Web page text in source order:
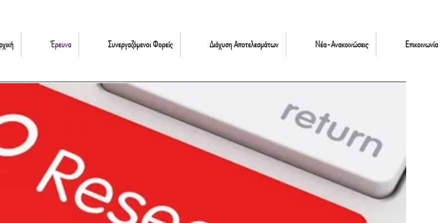
Έρευνα Συνεργαζόμενοι Φορείς Διάχυση Αποτελεσμάτων Νέα-Ανακοινώσεις Επικοινωνία